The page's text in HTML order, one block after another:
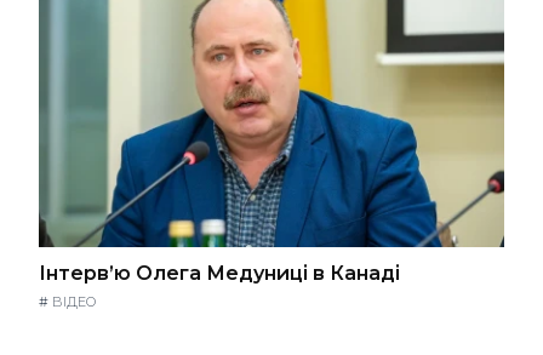
Інтерв’ю Олега Медуниці в Канаді
# ВІДЕО